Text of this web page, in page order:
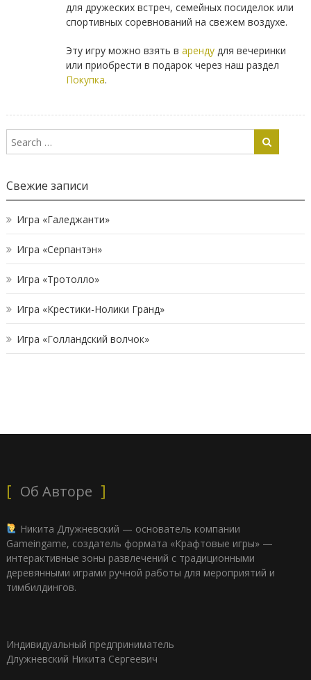
для дружеских встреч, семейных посиделок или
спортивных соревнований на свежем воздухе.
Эту игру можно взять в арендудля вечеринки
или приобрести в подарок через наш раздел
Покупка.
Свежие записи
Игра «Галеджанти»
Игра «Серпантэн»
Игра «Тротолло»
Игра «Крестики-Нолики Гранд»
Игра «Голландский волчок»
Об Авторе
Никита Длужневский — основатель компании
Gameingame, создатель формата «Крафтовые игры» —
интерактивные зоны развлечений с традиционными
деревянными играми ручной работы для мероприятий и
тимбилдингов.
Индивидуальный предприниматель
Длужневский Никита Сергеевич